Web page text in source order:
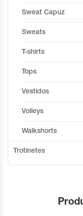
Sweat Capuz
Sweats
T-shirts
Tops
Vestidos
Volleys
Walkshorts
Trotinetes